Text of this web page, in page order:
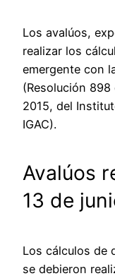
Los avalúos,
realizar los
emergente con
(Resolución
2015, del
IGAC).
Avalúos
13 de
Los cálculos de
se debieron